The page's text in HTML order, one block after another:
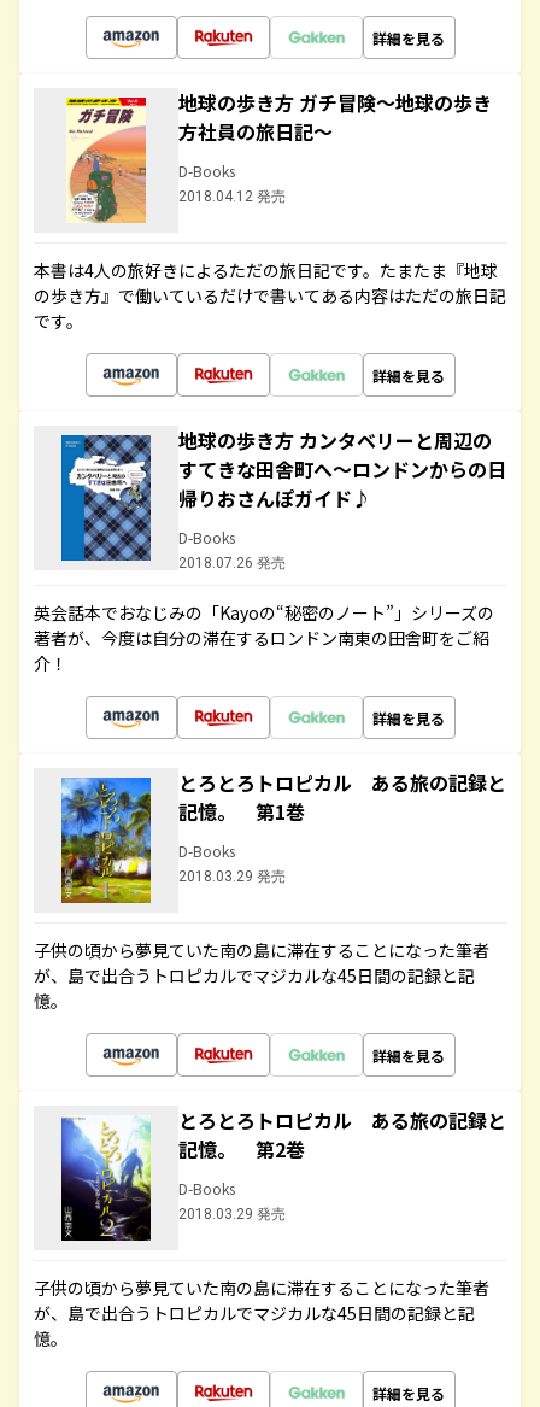
詳細を見る
地球の歩き方 ガチ冒険～地球の歩き
方社員の旅日記～
D-Books
2018.04.12 発売
本書は4人の旅好きによるただの旅日記です。たまたま『地球
の歩き方』で働いているだけで書いてある内容はただの旅日記
です。
詳細を見る
地球の歩き方 カンタベリーと周辺の
すてきな田舎町へ～ロンドンからの日
帰りおさんぽガイド♪
D-Books
2018.07.26 発売
英会話本でおなじみの「Kayoの“秘密のノート”」シリーズの
著者が、今度は自分の滞在するロンドン南東の田舎町をご紹
介！
詳細を見る
とろとろトロピカル ある旅の記録と
記憶。 第1巻
D-Books
2018.03.29 発売
子供の頃から夢見ていた南の島に滞在することになった筆者
が、島で出合うトロピカルでマジカルな45日間の記録と記
憶。
詳細を見る
とろとろトロピカル ある旅の記録と
記憶。 第2巻
D-Books
2018.03.29 発売
子供の頃から夢見ていた南の島に滞在することになった筆者
が、島で出合うトロピカルでマジカルな45日間の記録と記
憶。
詳細を見る